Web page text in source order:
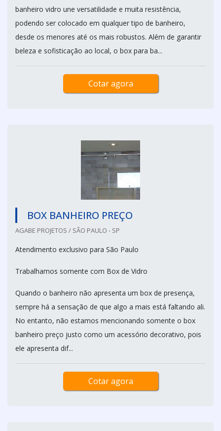
banheiro vidro une versatilidade e muita resistência,
podendo ser colocado em qualquer tipo de banheiro,
desde os menores até os mais robustos. Além de garantir
beleza e sofisticação ao local, o box para ba...
Cotar agora
BOX BANHEIRO PREÇO
AGABE PROJETOS / SÃO PAULO - SP
Atendimento exclusivo para São Paulo
Trabalhamos somente com Box de Vidro
Quando o banheiro não apresenta um box de presença,
sempre há a sensação de que algo a mais está faltando ali.
No entanto, não estamos mencionando somente o box
banheiro preço justo como um acessório decorativo, pois
ele apresenta dif...
Cotar agora